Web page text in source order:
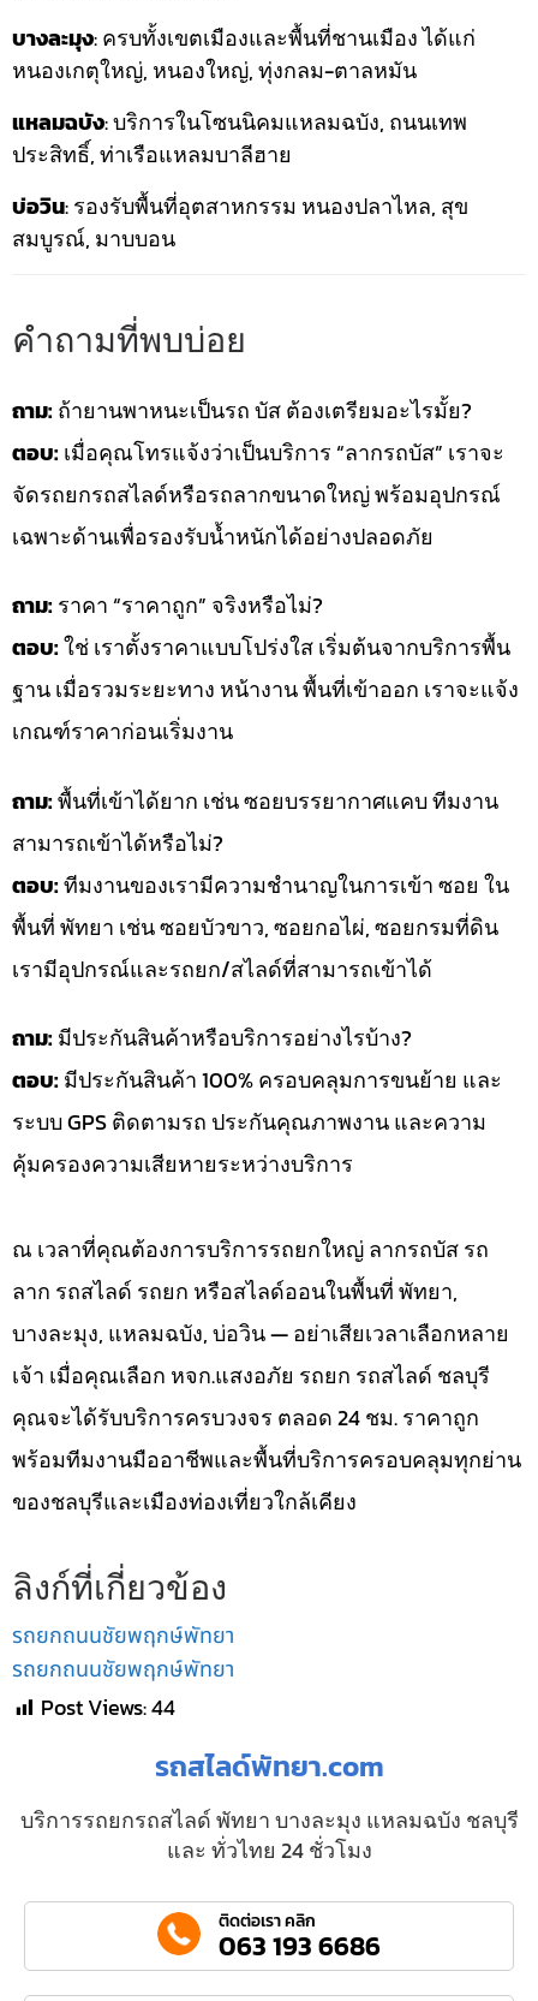
บางละมุง: ครบทั้งเขตเมืองและพื้นที่ชานเมือง ได้แก่
หนองเกตุใหญ่, หนองใหญ่, ทุ่งกลม-ตาลหมัน
แหลมฉบัง: บริการในโซนนิคมแหลมฉบัง, ถนนเทพ
ประสิทธิ์, ท่าเรือแหลมบาลีฮาย
บ่อวิน: รองรับพื้นที่อุตสาหกรรม หนองปลาไหล, สุข
สมบูรณ์, มาบบอน
คำถามที่พบบ่อย
ถาม:ถ้ายานพาหนะเป็นรถ บัส ต้องเตรียมอะไรมั้ย?
ตอบ:เมื่อคุณโทรแจ้งว่าเป็นบริการ “ลากรถบัส” เราจะ
จัดรถยกรถสไลด์หรือรถลากขนาดใหญ่ พร้อมอุปกรณ์
เฉพาะด้านเพื่อรองรับน้ำหนักได้อย่างปลอดภัย
ถาม:ราคา “ราคาถูก” จริงหรือไม่?
ตอบ:ใช่ เราตั้งราคาแบบโปร่งใส เริ่มต้นจากบริการพื้น
ฐาน เมื่อรวมระยะทาง หน้างาน พื้นที่เข้าออก เราจะแจ้ง
เกณฑ์ราคาก่อนเริ่มงาน
ถาม:พื้นที่เข้าได้ยาก เช่น ซอยบรรยากาศแคบ ทีมงาน
สามารถเข้าได้หรือไม่?
ตอบ:ทีมงานของเรามีความชำนาญในการเข้า ซอย ใน
พื้นที่ พัทยา เช่น ซอยบัวขาว, ซอยกอไผ่, ซอยกรมที่ดิน
เรามีอุปกรณ์และรถยก/สไลด์ที่สามารถเข้าได้
ถาม:มีประกันสินค้าหรือบริการอย่างไรบ้าง?
ตอบ:มีประกันสินค้า 100% ครอบคลุมการขนย้าย และ
ระบบ GPS ติดตามรถ ประกันคุณภาพงาน และความ
คุ้มครองความเสียหายระหว่างบริการ
ณ เวลาที่คุณต้องการบริการรถยกใหญ่ ลากรถบัส รถ
ลาก รถสไลด์ รถยก หรือสไลด์ออนในพื้นที่ พัทยา,
บางละมุง, แหลมฉบัง, บ่อวิน — อย่าเสียเวลาเลือกหลาย
เจ้า เมื่อคุณเลือก หจก.แสงอภัย รถยก รถสไลด์ ชลบุรี
คุณจะได้รับบริการครบวงจร ตลอด 24 ชม. ราคาถูก
พร้อมทีมงานมืออาชีพและพื้นที่บริการครอบคลุมทุกย่าน
ของชลบุรีและเมืองท่องเที่ยวใกล้เคียง
ลิงก์ที่เกี่ยวข้อง
รถยกถนนชัยพฤกษ์พัทยา
รถยกถนนชัยพฤกษ์พัทยา
Post Views:44
รถสไลด์พัทยา.com
บริการรถยกรถสไลด์ พัทยา บางละมุง แหลมฉบัง ชลบุรี
และ ทั่วไทย 24 ชั่วโมง
ติดต่อเรา คลิก
063 193 6686